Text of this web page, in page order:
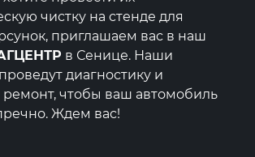
чистку на стенде для
приглашаем вас в наш
в Сенице. Наши
диагностику и
чтобы ваш автомобиль
Ждем вас!